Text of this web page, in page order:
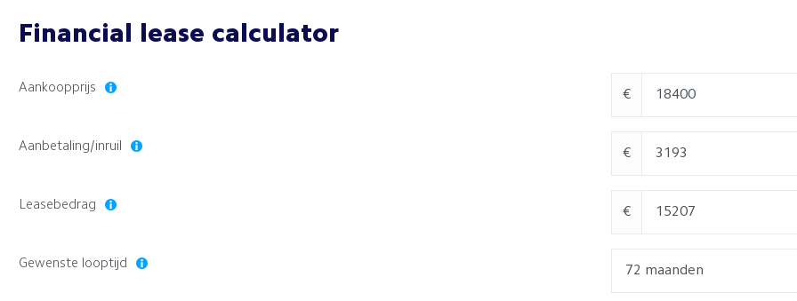
Financial lease calculator
Aankoopprijs €
Aanbetaling/inruil €
Leasebedrag €
Gewenste looptijd